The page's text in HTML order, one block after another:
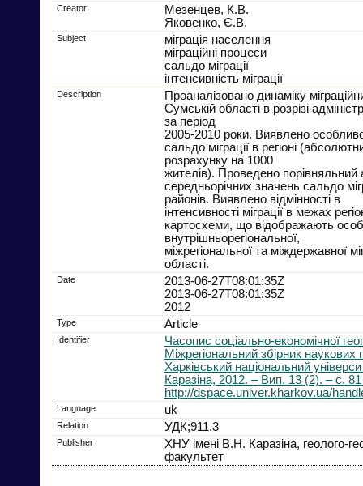
Creator
Мезенцев, К.В.
Яковенко, Є.В.
Subject
міграція населення
міграційні процеси
сальдо міграції
інтенсивність міграції
Description
Проаналізовано динаміку
Сумській області в розрізі
за період
2005-2010 роки. Виявлено
сальдо міграції в регіоні
розрахунку на 1000
жителів). Проведено порівняльний
середньорічних значень сальдо
районів. Виявлено відмінності в
інтенсивності міграції в межах
картосхеми, що відображають
внутрішньорегіональної,
міжрегіональної та міждержавної
області.
Date
2013-06-27T08:01:35Z
2013-06-27T08:01:35Z
2012
Type Article
Identifier
Часопис соціально-економічної
Міжрегіональний збірник наукових
Харківський національний
Каразіна, 2012. – Вип. 13 (2). – с.
http://dspace.univer.kharkov.ua/
Language uk
Relation УДК;911.3
Publisher
ХНУ імені В.Н. Каразіна, геолого-
факультет